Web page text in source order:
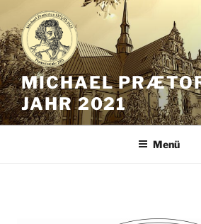
Inhalt
springen
MICHAEL
JAHR 2021
Menü